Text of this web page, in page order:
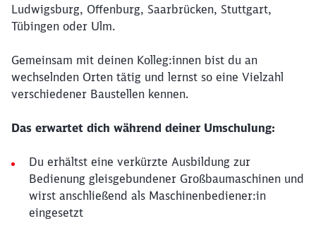
Ludwigsburg, Offenburg, Saarbrücken, Stuttgart,
Tübingen oder Ulm.
Gemeinsam mit deinen Kolleg:innen bist du an
wechselnden Orten tätig und lernst so eine Vielzahl
verschiedener Baustellen kennen.
Das erwartet dich während deiner Umschulung:
Du erhältst eine verkürzte Ausbildung zur
Bedienung gleisgebundener Großbaumaschinen und
wirst anschließend als Maschinenbediener:in
eingesetzt